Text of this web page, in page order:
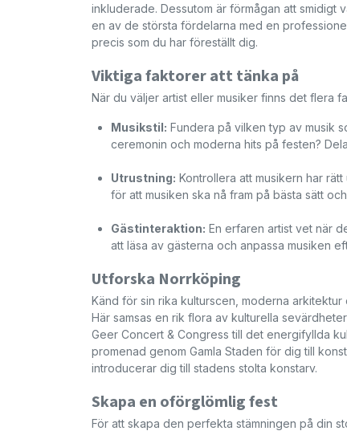
inkluderade. Dessutom är förmågan att smidigt
en av de största fördelarna med en
precis som du har föreställt dig.
Viktiga faktorer att tänka på
När du väljer artist eller musiker finns det flera
Musikstil: Fundera på vilken typ av musik
ceremonin och moderna hits på festen?
Utrustning: Kontrollera att musikern har
för att musiken ska nå fram på bästa sätt
Gästinteraktion: En erfaren artist vet när
att läsa av gästerna och anpassa musiken
Utforska Norrköping
Känd för sin rika kulturscen, moderna
Här samsas en rik flora av kulturella
Geer Concert & Congress till det energifyllda
promenad genom Gamla Staden för dig till
introducerar dig till stadens stolta konstarv.
Skapa en oförglömlig fest
För att skapa den perfekta stämningen på din